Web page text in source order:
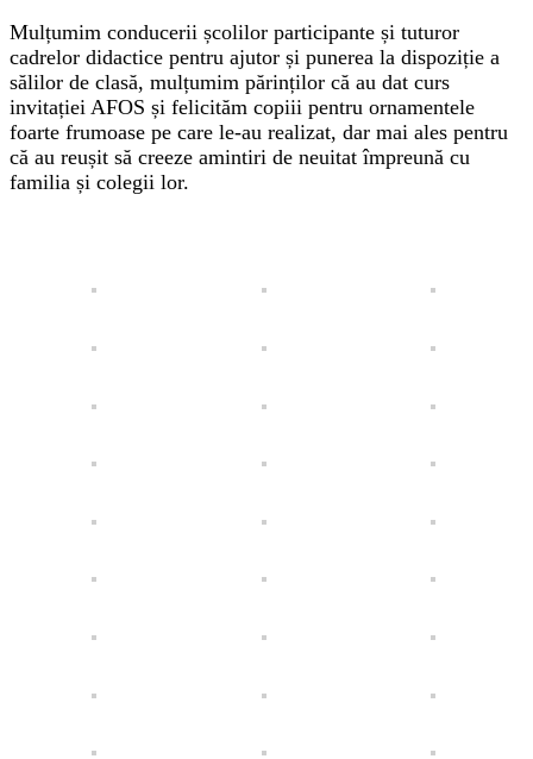
Mulțumim conducerii școlilor participante și tuturor
cadrelor didactice pentru ajutor și punerea la dispoziție a
sălilor de clasă, mulțumim părinților că au dat curs
invitației AFOS și felicităm copiii pentru ornamentele
foarte frumoase pe care le-au realizat, dar mai ales pentru
că au reușit să creeze amintiri de neuitat împreună cu
familia și colegii lor.